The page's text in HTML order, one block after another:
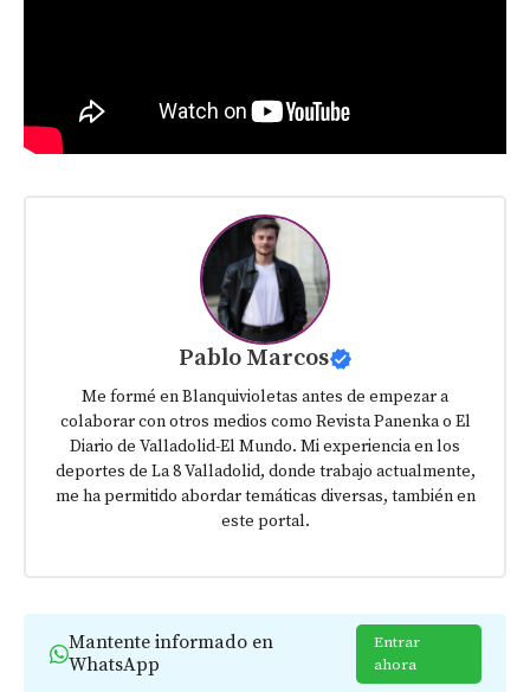
Pablo Marcos
Me formé en Blanquivioletas antes de empezar a
colaborar con otros medios como Revista Panenka o El
Diario de Valladolid-El Mundo. Mi experiencia en los
deportes de La 8 Valladolid, donde trabajo actualmente,
me ha permitido abordar temáticas diversas, también en
este portal.
Mantente informado en
WhatsApp
Entrar
ahora